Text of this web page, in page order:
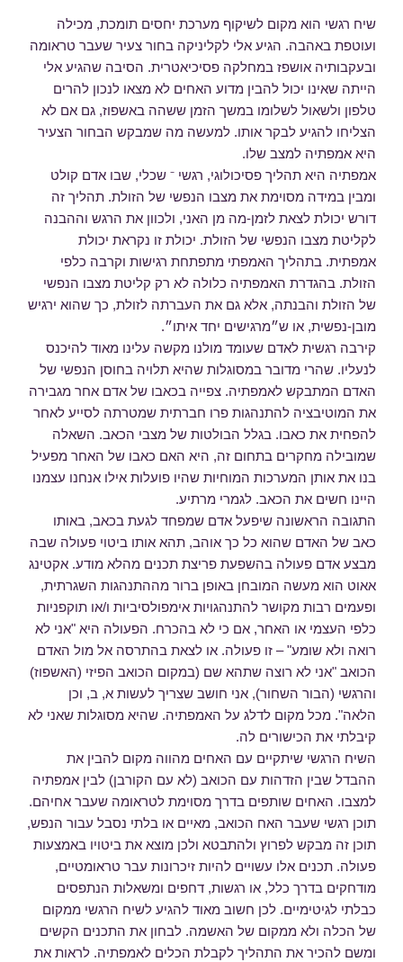
שיח רגשי הוא מקום לשיקוף מערכת יחסים תומכת, מכילה
ועוטפת באהבה. הגיע אלי לקליניקה בחור צעיר שעבר טראומה
ובעקבותיה אושפז במחלקה פסיכיאטרית. הסיבה שהגיע אלי
הייתה שאינו יכול להבין מדוע האחים לא מצאו לנכון להרים
טלפון ולשאול לשלומו במשך הזמן ששהה באשפוז, גם אם לא
הצליחו להגיע לבקר אותו. למעשה מה שמבקש הבחור הצעיר
היא אמפתיה למצב שלו.
אמפתיה היא תהליך פסיכולוגי, רגשי ⁻ שכלי, שבו אדם קולט
ומבין במידה מסוימת את מצבו הנפשי של הזולת. תהליך זה
דורש יכולת לצאת לזמן-מה מן האני, ולכוון את הרגש וההבנה
לקליטת מצבו הנפשי של הזולת. יכולת זו נקראת יכולת
אמפתית. בתהליך האמפתי מתפתחת רגישות וקרבה כלפי
הזולת. בהגדרת האמפתיה כלולה לא רק קליטת מצבו הנפשי
של הזולת והבנתה, אלא גם את העברתה לזולת, כך שהוא ירגיש
מובן-נפשית, או ש״מרגישים יחד איתו״.
קירבה רגשית לאדם שעומד מולנו מקשה עלינו מאוד להיכנס
לנעליו. שהרי מדובר במסוגלות שהיא תלויה בחוסן הנפשי של
האדם המתבקש לאמפתיה. צפייה בכאבו של אדם אחר מגבירה
את המוטיבציה להתנהגות פרו חברתית שמטרתה לסייע לאחר
להפחית את כאבו. בגלל הבולטות של מצבי הכאב. השאלה
שמובילה מחקרים בתחום זה, היא האם כאבו של האחר מפעיל
בנו את אותן המערכות המוחיות שהיו פועלות אילו אנחנו עצמנו
היינו חשים את הכאב. לגמרי מרתיע.
התגובה הראשונה שיפעל אדם שמפחד לגעת בכאב, באותו
כאב של האדם שהוא כל כך אוהב, תהא אותו ביטוי פעולה שבה
מבצע אדם פעולה בהשפעת פריצת תכנים מהלא מודע. אקטינג
אאוט הוא מעשה המובחן באופן ברור מההתנהגות השגרתית,
ופעמים רבות מקושר להתנהגויות אימפולסיביות ו/או תוקפניות
כלפי העצמי או האחר, אם כי לא בהכרח. הפעולה היא "אני לא
רואה ולא שומע" – זו פעולה. או לצאת בהתרסה אל מול האדם
הכואב "אני לא רוצה שתהא שם (במקום הכואב הפיזי (האשפוז)
והרגשי (הבור השחור), אני חושב שצריך לעשות א, ב, וכן
הלאה". מכל מקום לדלג על האמפתיה. שהיא מסוגלות שאני לא
קיבלתי את הכישורים לה.
השיח הרגשי שיתקיים עם האחים מהווה מקום להבין את
ההבדל שבין הזדהות עם הכואב (לא עם הקורבן) לבין אמפתיה
למצבו. האחים שותפים בדרך מסוימת לטראומה שעבר אחיהם.
תוכן רגשי שעבר האח הכואב, מאיים או בלתי נסבל עבור הנפש,
תוכן זה מבקש לפרוץ ולהתבטא ולכן מוצא את ביטויו באמצעות
פעולה. תכנים אלו עשויים להיות זיכרונות עבר טראומטיים,
מודחקים בדרך כלל, או רגשות, דחפים ומשאלות הנתפסים
כבלתי לגיטימיים. לכן חשוב מאוד להגיע לשיח הרגשי ממקום
של הכלה ולא ממקום של האשמה. לבחון את התכנים הקשים
ומשם להכיר את התהליך לקבלת הכלים לאמפתיה. לראות את